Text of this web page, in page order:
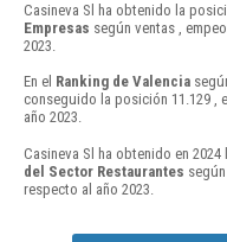
Casineva Sl ha obtenido la
Empresas según ventas ,
2023.
En el Ranking de Valencia
conseguido la posición 11.129 ,
año 2023.
Casineva Sl ha obtenido en 2024
del Sector Restaurantes
respecto al año 2023.